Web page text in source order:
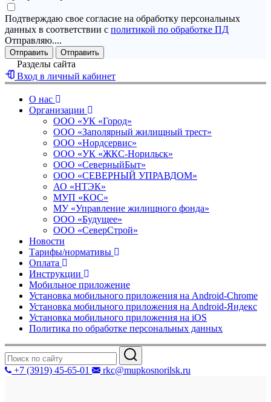
Подтверждаю свое согласие на обработку персональных
данных в соответствии с политикой по обработке ПД
Отправляю....
Отправить Отправить
Разделы сайта
Вход в личный кабинет
О нас
Организации
ООО «УК «Город»
ООО «Заполярный жилищный трест»
ООО «Нордсервис»
ООО «УК «ЖКС-Норильск»
ООО «СеверныйБыт»
ООО «СЕВЕРНЫЙ УПРАВДОМ»
АО «НТЭК»
МУП «КОС»
МУ «Управление жилищного фонда»
ООО «Будущее»
ООО «СеверСтрой»
Новости
Тарифы/нормативы
Оплата
Инструкции
Мобильное приложение
Установка мобильного приложения на Android-Chrome
Установка мобильного приложения на Android-Яндекс
Установка мобильного приложения на iOS
Политика по обработке персональных данных
+7 (3919) 45-65-01 rkc@mupkosnorilsk.ru